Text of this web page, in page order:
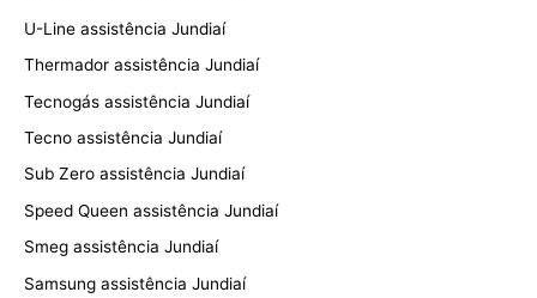
U-Line assistência Jundiaí
Thermador assistência Jundiaí
Tecnogás assistência Jundiaí
Tecno assistência Jundiaí
Sub Zero assistência Jundiaí
Speed Queen assistência Jundiaí
Smeg assistência Jundiaí
Samsung assistência Jundiaí